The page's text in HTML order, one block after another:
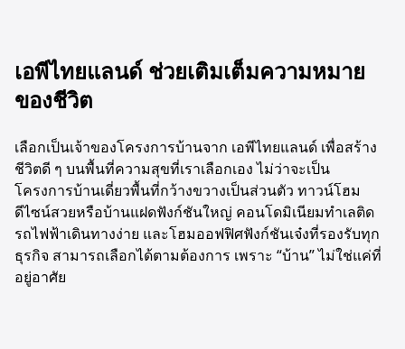
เอพีไทยแลนด์ ช่วยเติมเต็มความหมาย
ของชีวิต
เลือกเป็นเจ้าของโครงการบ้านจาก เอพีไทยแลนด์ เพื่อสร้าง
ชีวิตดี ๆ บนพื้นที่ความสุขที่เราเลือกเอง ไม่ว่าจะเป็น
โครงการบ้านเดี่ยวพื้นที่กว้างขวางเป็นส่วนตัว ทาวน์โฮม
ดีไซน์สวยหรือบ้านแฝดฟังก์ชันใหญ่ คอนโดมิเนียมทำเลติด
รถไฟฟ้าเดินทางง่าย และโฮมออฟฟิศฟังก์ชันเจ๋งที่รองรับทุก
ธุรกิจ สามารถเลือกได้ตามต้องการ เพราะ “บ้าน” ไม่ใช่แค่ที่
อยู่อาศัย